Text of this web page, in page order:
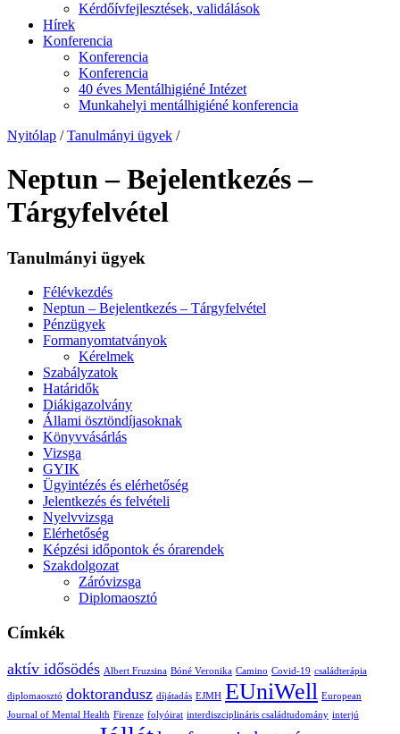
Kérdőívfejlesztések, validálások
Hírek
Konferencia
Konferencia
Konferencia
40 éves Mentálhigiéné Intézet
Munkahelyi mentálhigiéné konferencia
Nyitólap / Tanulmányi ügyek /
Neptun – Bejelentkezés –
Tárgyfelvétel
Tanulmányi ügyek
Félévkezdés
Neptun – Bejelentkezés – Tárgyfelvétel
Pénzügyek
Formanyomtatványok
Kérelmek
Szabályzatok
Határidők
Diákigazolvány
Állami ösztöndíjasoknak
Könyvvásárlás
Vizsga
GYIK
Ügyintézés és elérhetőség
Jelentkezés és felvételi
Nyelvvizsga
Elérhetőség
Képzési időpontok és órarendek
Szakdolgozat
Záróvizsga
Diplomaosztó
Címkék
aktív idősödés Albert Fruzsina Bóné Veronika Camino Covid-19 családterápia
diplomaosztó doktorandusz díjátadás EJMH EUniWell European
Journal of Mental Health Firenze folyóirat interdiszciplináris családtudomány interjú